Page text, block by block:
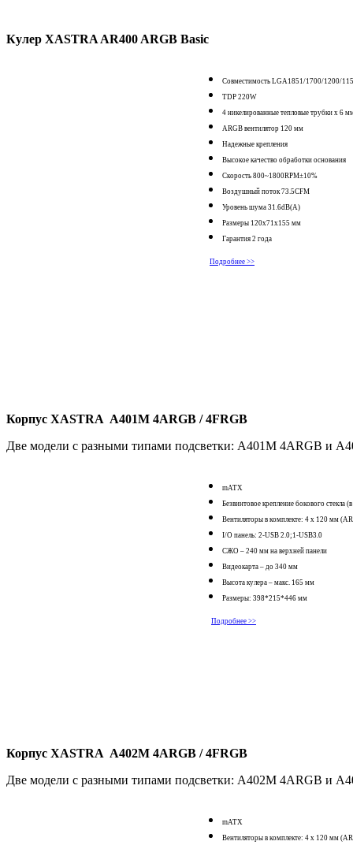
Кулер XASTRA AR400 ARGB Basic
Совместимость LGA1851/1700/1200/
TDP 220W
4 никелированные тепловые трубки х 6
ARGB вентилятор 120 мм
Надежные крепления
Высокое качество обработки основания
Скорость 800~1800RPM±10%
Воздушный поток 73.5CFM
Уровень шума 31.6dB(A)
Размеры 120x71x155 мм
Гарантия 2 года
Подробнее >>
Корпус XASTRA A401M 4ARGB /4FRGB
Две модели с разными типами подсветки: A401M 4ARGB и
mATX
Безвинтовое крепление бокового
Вентиляторы в комплекте: 4 х 120 мм
I/O панель: 2-USB 2.0;1-USB3.0
СЖО – 240 мм на верхней панели
Видеокарта – до 340 мм
Высота кулера – макс. 165 мм
Размеры: 398*215*446 мм
Подробнее >>
Корпус XASTRA A402M 4ARGB /4FRGB
Две модели с разными типами подсветки: A402M 4ARGB и
mATX
Вентиляторы в комплекте: 4 х 120 мм